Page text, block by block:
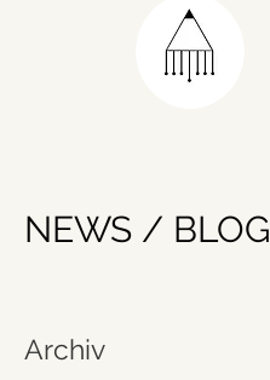
NEWS / BLOG
Archiv